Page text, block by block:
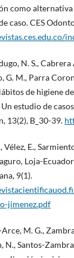
como alternativa
caso. CES
N. S.,
G. M., Parra
de higiene
estudio de
13(2), B_30-39.
Vélez, E.,
Loja-
9(1).
jimenez.pdf
M. G.,
N., Santos-